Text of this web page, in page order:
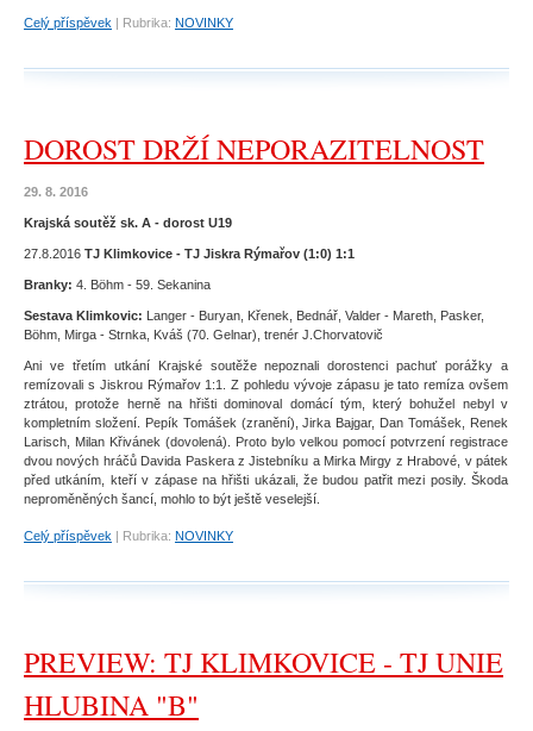
Celý příspěvek | Rubrika: NOVINKY
DOROST DRŽÍ NEPORAZITELNOST
29. 8. 2016
Krajská soutěž sk. A - dorost U19
27.8.2016 TJ Klimkovice - TJ Jiskra Rýmařov (1:0) 1:1
Branky: 4. Böhm - 59. Sekanina
Sestava Klimkovic: Langer - Buryan, Křenek, Bednář, Valder - Mareth, Pasker,
Böhm, Mirga - Strnka, Kváš (70. Gelnar), trenér J.Chorvatovič
Ani ve třetím utkání Krajské soutěže nepoznali dorostenci pachuť porážky a
remízovali s Jiskrou Rýmařov 1:1. Z pohledu vývoje zápasu je tato remíza ovšem
ztrátou, protože herně na hřišti dominoval domácí tým, který bohužel nebyl v
kompletním složení. Pepík Tomášek (zranění), Jirka Bajgar, Dan Tomášek, Renek
Larisch, Milan Křivánek (dovolená). Proto bylo velkou pomocí potvrzení registrace
dvou nových hráčů Davida Paskera z Jistebníku a Mirka Mirgy z Hrabové, v pátek
před utkáním, kteří v zápase na hřišti ukázali, že budou patřit mezi posily. Škoda
neproměněných šancí, mohlo to být ještě veselejší.
Celý příspěvek | Rubrika: NOVINKY
PREVIEW: TJ KLIMKOVICE - TJ UNIE
HLUBINA "B"